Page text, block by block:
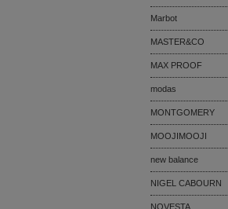
Marbot
MASTER&CO
MAX PROOF
modas
MONTGOMERY
MOOJIMOOJI
new balance
NIGEL CABOURN
NOVESTA